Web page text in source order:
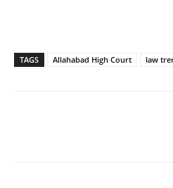
TAGS Allahabad High Court law